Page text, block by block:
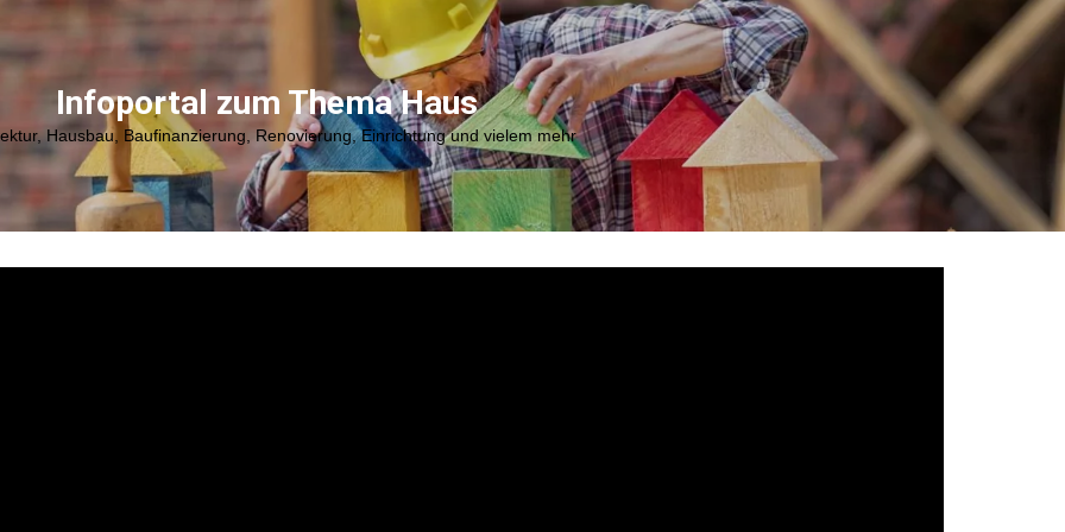
Infoportal zum Thema Haus
Hausbau, Baufinanzierung, Renovierung, Einrichtung und vielem mehr